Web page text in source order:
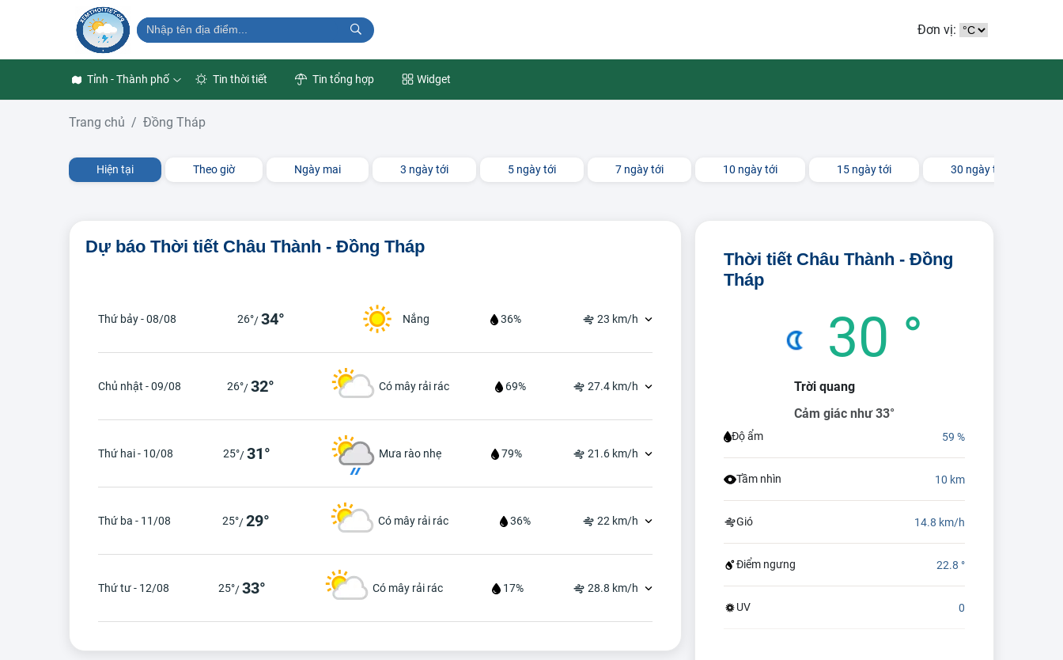
Đơn vị:
Tỉnh - Thành phố Tin thời tiết Tin tổng hợp Widget
Trang chủ Đồng Tháp
Hiện tại Theo giờ Ngày mai 3 ngày tới 5 ngày tới 7 ngày tới 10 ngày tới 15 ngày tới 30 ngày tới
Dự báo Thời tiết Châu Thành - Đồng Tháp
Thứ bảy - 08/08 26°/34° Nắng 36% 23 km/h
Chủ nhật - 09/08 26°/32° Có mây rải rác 69% 27.4 km/h
Thứ hai - 10/08 25°/31° Mưa rào nhẹ 79% 21.6 km/h
Thứ ba - 11/08 25°/29° Có mây rải rác 36% 22 km/h
Thứ tư - 12/08 25°/33° Có mây rải rác 17% 28.8 km/h
Thời tiết Châu Thành - Đồng
Tháp
30 °
Trời quang
Cảm giác như 33°
Độ ẩm 59 %
Tầm nhìn 10 km
Gió 14.8 km/h
Điểm ngưng 22.8 °
UV 0